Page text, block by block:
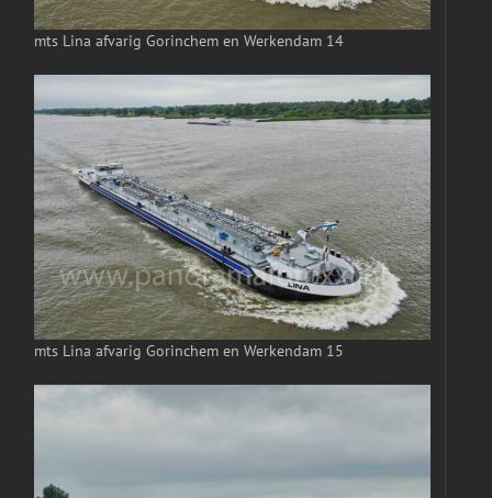
mts Lina afvarig Gorinchem en Werkendam 14
mts Lina afvarig Gorinchem en Werkendam 15